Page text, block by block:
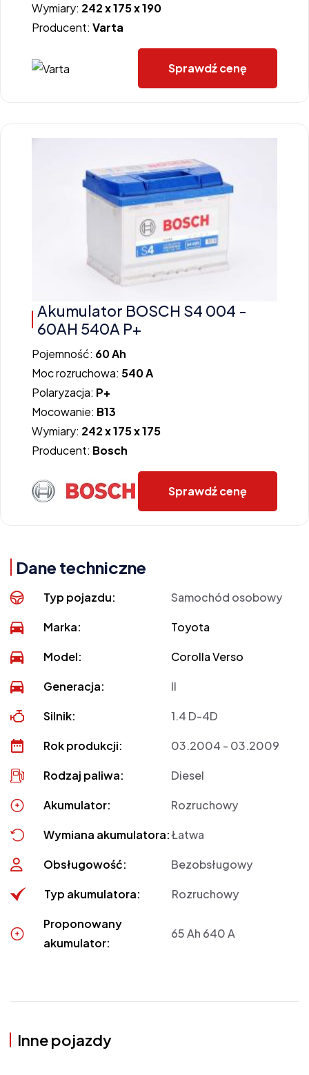
Wymiary: 242 x 175 x 190
Producent: Varta
Sprawdź cenę
Akumulator BOSCH S4 004 -
60AH 540A P+
Pojemność: 60 Ah
Moc rozruchowa: 540 A
Polaryzacja: P+
Mocowanie: B13
Wymiary: 242 x 175 x 175
Producent: Bosch
Sprawdź cenę
Dane techniczne
Typ pojazdu: Samochód osobowy
Marka: Toyota
Model: Corolla Verso
Generacja: II
Silnik: 1.4 D-4D
Rok produkcji: 03.2004 - 03.2009
Rodzaj paliwa: Diesel
Akumulator: Rozruchowy
Wymiana akumulatora:Łatwa
Obsługowość: Bezobsługowy
Typ akumulatora: Rozruchowy
Proponowany
akumulator:
65 Ah 640 A
Inne pojazdy